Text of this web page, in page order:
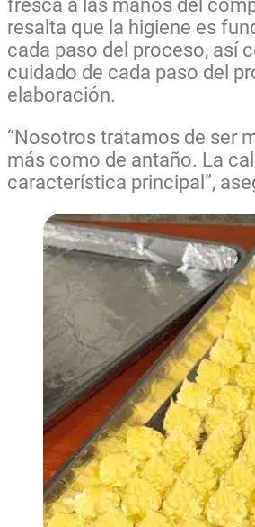
fresca a las manos del
resalta que la higiene es
cada paso del proceso, así
cuidado de cada paso del
elaboración.
“Nosotros tratamos de ser
más como de antaño. La
característica principal”,